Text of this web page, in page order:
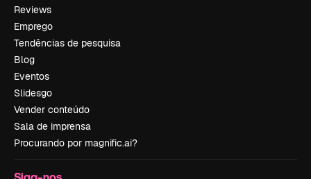
Reviews
Emprego
Tendências de pesquisa
Blog
Eventos
Slidesgo
Vender conteúdo
Sala de imprensa
Procurando por magnific.ai?